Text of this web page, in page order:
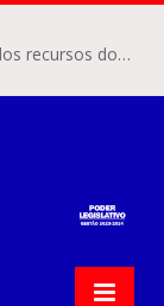
ÓBIDOS, PA – O destino e a regularização dos recursos dos Precatórios do FUNDEF (Fundo de Manutenção e Desenvolvimento do Ensino Fundamental e de Valorização do Magistério) voltaram a pautar as discussões na Câmara Municipal de Óbidos.